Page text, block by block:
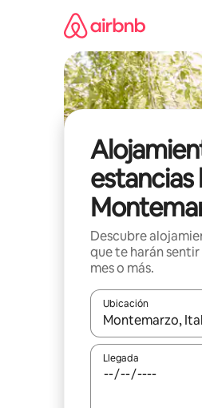
estancias
Descubre
que te harán
mes o más.
Ubicación
Cuando los
Llegada